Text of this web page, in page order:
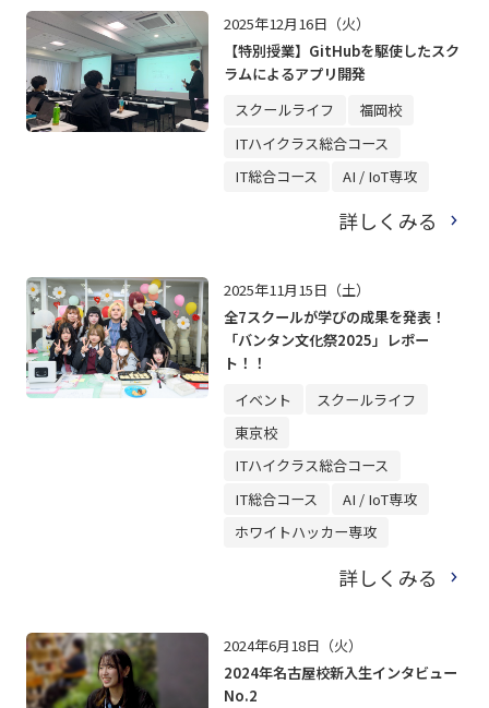
2025年12月16日（火）
【特別授業】GitHubを駆使したスク
ラムによるアプリ開発
スクールライフ
福岡校
ITハイクラス総合コース
IT総合コース
AI / IoT専攻
詳しくみる
2025年11月15日（土）
全7スクールが学びの成果を発表！
「バンタン文化祭2025」レポー
ト！！
イベント
スクールライフ
東京校
ITハイクラス総合コース
IT総合コース
AI / IoT専攻
ホワイトハッカー専攻
詳しくみる
2024年6月18日（火）
2024年名古屋校新入生インタビュー
No.2